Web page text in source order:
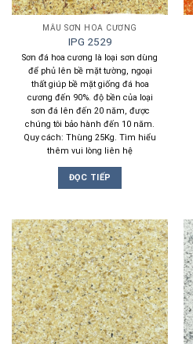
MẪU SƠN HOA CƯƠNG
IPG 2529
Sơn đá hoa cương là loại sơn dùng
để phủ lên bề mặt tường, ngoại
thất giúp bề mặt giống đá hoa
cương đến 90%. độ bền của loại
sơn đá lên đến 20 năm, được
chúng tôi bảo hành đến 10 năm.
Quy cách: Thùng 25Kg. Tìm hiểu
thêm vui lòng liên hệ
ĐỌC TIẾP